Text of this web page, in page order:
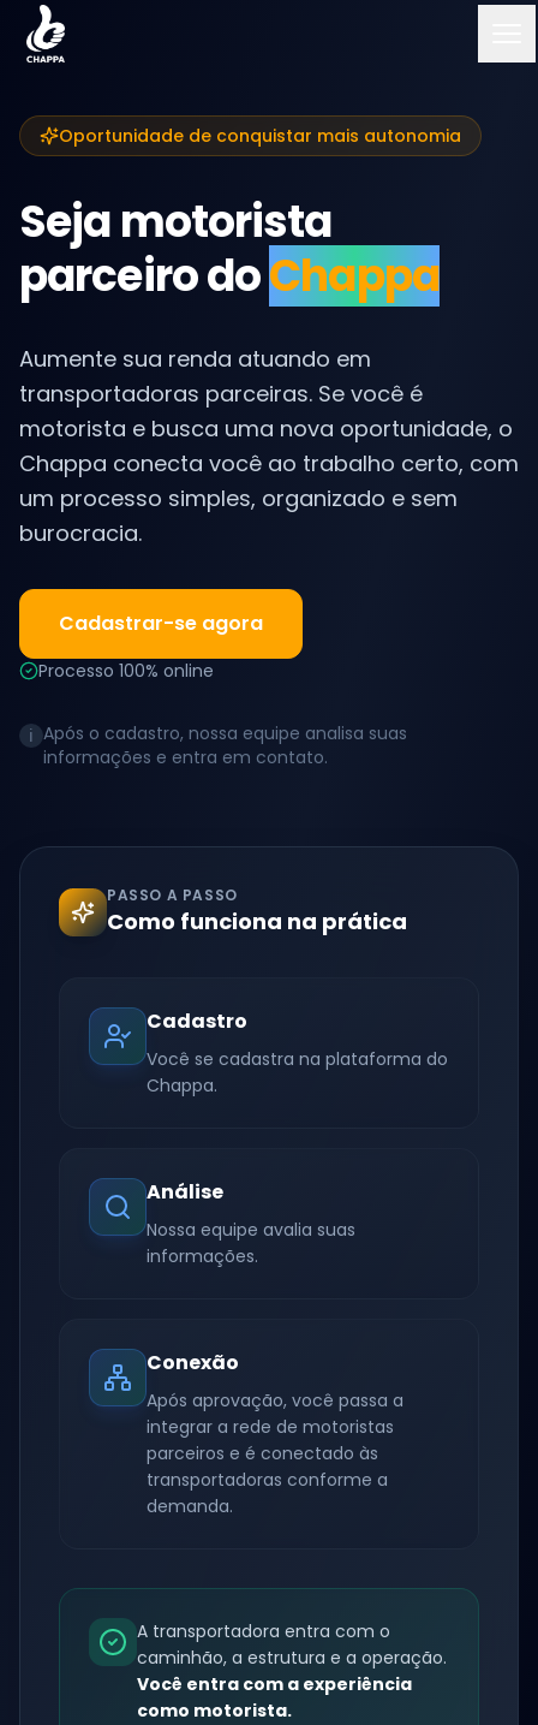
Oportunidade de conquistar mais autonomia
Seja motorista
parceiro doChappa
Aumente sua renda atuando em
transportadoras parceiras. Se você é
motorista e busca uma nova oportunidade, o
Chappa conecta você ao trabalho certo, com
um processo simples, organizado e sem
burocracia.
Cadastrar-se agora
Processo 100% online
ℹ️ Após o cadastro, nossa equipe analisa suas
informações e entra em contato.
PASSO A PASSO
Como funciona na prática
Cadastro
Você se cadastra na plataforma do
Chappa.
Análise
Nossa equipe avalia suas
informações.
Conexão
Após aprovação, você passa a
integrar a rede de motoristas
parceiros e é conectado às
transportadoras conforme a
demanda.
A transportadora entra com o
caminhão, a estrutura e a operação.
Você entra com a experiência
como motorista.